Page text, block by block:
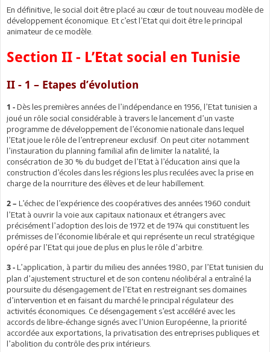
En définitive, le social doit être placé au cœur de tout nouveau modèle de
développement économique. Et c’est l’Etat qui doit être le principal
animateur de ce modèle.
Section II - L’Etat social en Tunisie
II - 1 – Etapes d’évolution
1 - Dès les premières années de l’indépendance en 1956, l’Etat tunisien a
joué un rôle social considérable à travers le lancement d’un vaste
programme de développement de l’économie nationale dans lequel
l’Etat joue le rôle de l’entrepreneur exclusif. On peut citer notamment
l’instauration du planning familial afin de limiter la natalité, la
consécration de 30 % du budget de l’Etat à l’éducation ainsi que la
construction d’écoles dans les régions les plus reculées avec la prise en
charge de la nourriture des élèves et de leur habillement.
2 – L’échec de l’expérience des coopératives des années 1960 conduit
l’Etat à ouvrir la voie aux capitaux nationaux et étrangers avec
précisément l’adoption des lois de 1972 et de 1974 qui constituent les
prémisses de l’économie libérale et qui représente un recul stratégique
opéré par l’Etat qui joue de plus en plus le rôle d’arbitre.
3 - L’application, à partir du milieu des années 1980, par l’Etat tunisien du
plan d’ajustement structurel et de son contenu néolibéral a entraîné la
poursuite du désengagement de l’Etat en restreignant ses domaines
d’intervention et en faisant du marché le principal régulateur des
activités économiques. Ce désengagement s’est accéléré avec les
accords de libre-échange signés avec l’Union Européenne, la priorité
accordée aux exportations, la privatisation des entreprises publiques et
l’abolition du contrôle des prix intérieurs.